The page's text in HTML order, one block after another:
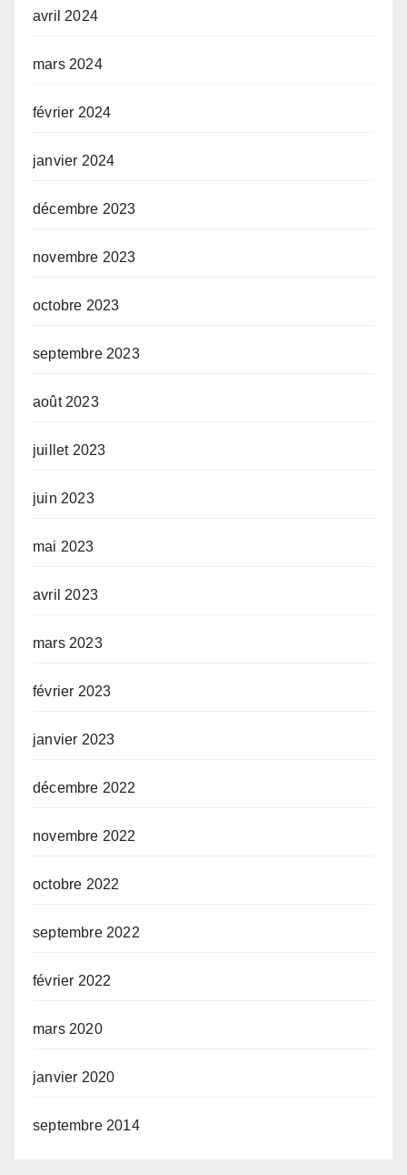
avril 2024
mars 2024
février 2024
janvier 2024
décembre 2023
novembre 2023
octobre 2023
septembre 2023
août 2023
juillet 2023
juin 2023
mai 2023
avril 2023
mars 2023
février 2023
janvier 2023
décembre 2022
novembre 2022
octobre 2022
septembre 2022
février 2022
mars 2020
janvier 2020
septembre 2014